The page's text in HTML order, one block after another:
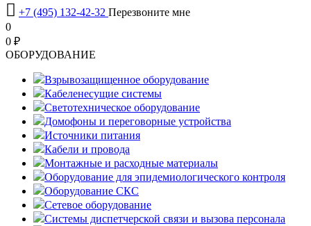
 +7 (495) 132-42-32 Перезвоните мне
0
0 ₽
OБОРУДОВАНИЕ
Взрывозащищенное оборудование
Кабеленесущие системы
Светотехническое оборудование
Домофоны и переговорные устройства
Источники питания
Кабели и провода
Монтажные и расходные материалы
Оборудование для эпидемиологического контроля
Оборудование СКС
Сетевое оборудование
Системы диспетчерской связи и вызова персонала